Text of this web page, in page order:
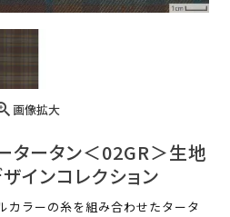
画像拡大
タータン＜02GR＞生地
インコレクション
カラーの糸を組み合わせたタータ